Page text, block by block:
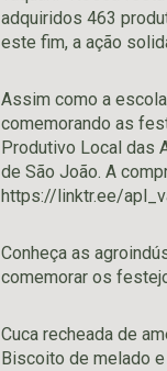
adquiridos 463
este fim, a ação
Assim como a
comemorando as
Produtivo Local das
de São João. A
https://linktr.ee/
Conheça as
comemorar os
Cuca recheada de
Biscoito de melado